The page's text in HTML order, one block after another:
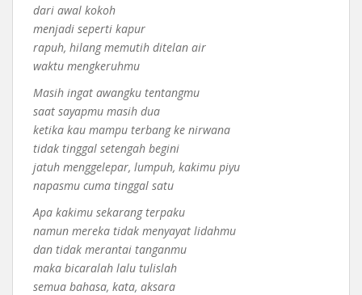
dari awal kokoh
menjadi seperti kapur
rapuh, hilang memutih ditelan air
waktu mengkeruhmu
Masih ingat awangku tentangmu
saat sayapmu masih dua
ketika kau mampu terbang ke nirwana
tidak tinggal setengah begini
jatuh menggelepar, lumpuh, kakimu piyu
napasmu cuma tinggal satu
Apa kakimu sekarang terpaku
namun mereka tidak menyayat lidahmu
dan tidak merantai tanganmu
maka bicaralah lalu tulislah
semua bahasa, kata, aksara